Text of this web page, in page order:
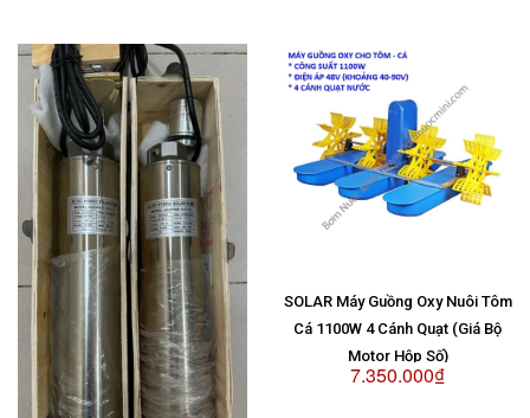
SOLAR Máy Guồng Oxy Nuôi Tôm
Cá 1100W 4 Cánh Quạt (Giá Bộ
Motor Hộp Số)
7.350.000₫